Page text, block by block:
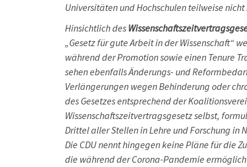
Universitäten und Hochschulen teilweise
Hinsichtlich des
„Gesetz für gute Arbeit in der Wissenschaft“
während der Promotion sowie einen Tenure
sehen ebenfalls Änderungs- und
Verlängerungen wegen Behinderung oder
des Gesetzes entsprechend der
Wissenschaftszeitvertragsgesetz selbst,
Drittel aller Stellen in Lehre und Forschung
Die CDU nennt hingegen keine Pläne für die
die während der Corona-Pandemie